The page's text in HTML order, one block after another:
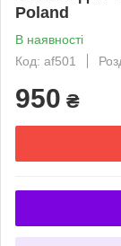
Poland
В наявності
Код: af501
950 ₴